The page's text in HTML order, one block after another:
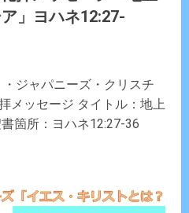
」ヨハネ12:27-
ジャパニーズ・クリスチ
メッセージ タイトル：地上
箇所：ヨハネ12:27-36